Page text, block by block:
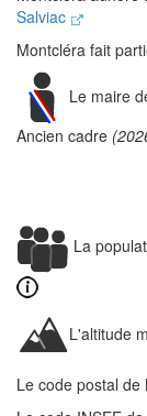
Salviac
Montcléra fait
Le maire
Ancien cadre
La
L'altitude
Le code postal de